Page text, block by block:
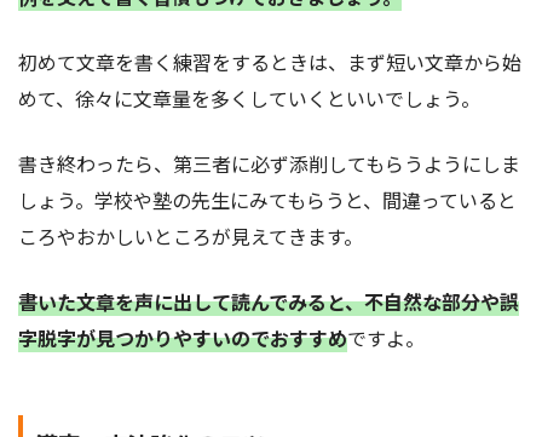
初めて文章を書く練習をするときは、まず短い文章から始
めて、徐々に文章量を多くしていくといいでしょう。
書き終わったら、第三者に必ず添削してもらうようにしま
しょう。学校や塾の先生にみてもらうと、間違っていると
ころやおかしいところが見えてきます。
書いた文章を声に出して読んでみると、不自然な部分や誤
字脱字が見つかりやすいのでおすすめですよ。